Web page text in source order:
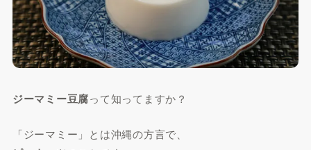
ジーマミー豆腐って知ってますか？
「ジーマミー」とは沖縄の方言で、